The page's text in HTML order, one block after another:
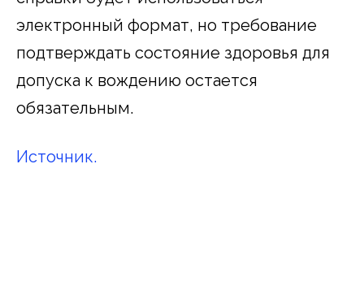
электронный формат, но требование
подтверждать состояние здоровья для
допуска к вождению остается
обязательным.
Источник.